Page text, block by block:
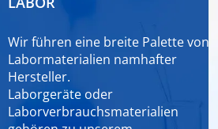
Wir führen eine breite Palette von
Labormaterialien namhafter
Hersteller.
Laborgeräte oder
Laborverbrauchsmaterialien